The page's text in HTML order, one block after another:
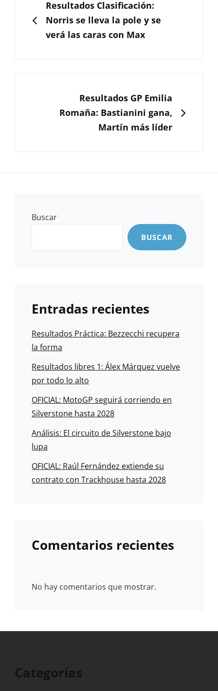
entradas
ANTERIOR
Resultados Clasificación:
Norris se lleva la pole y se
verá las caras con Max
Resultados GP Emilia
Romaña: Bastianini gana,
Martín más líder
Buscar
BUSCAR
Entradas recientes
Resultados Práctica: Bezzecchi recupera
la forma
Resultados libres 1: Álex Márquez vuelve
por todo lo alto
OFICIAL: MotoGP seguirá corriendo en
Silverstone hasta 2028
Análisis: El circuito de Silverstone bajo
lupa
OFICIAL: Raúl Fernández extiende su
contrato con Trackhouse hasta 2028
Comentarios recientes
No hay comentarios que mostrar.
Categorías